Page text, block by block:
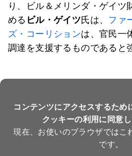
り、ビル＆メリンダ・ゲイツ
める ビル・ゲイツ氏は、 ファ
ズ・コーリションは、官民一
調達を支援するものであると
コンテンツにアクセスするため
クッキーの利用に同意し
現在、お使いのブラウザではこ
です。